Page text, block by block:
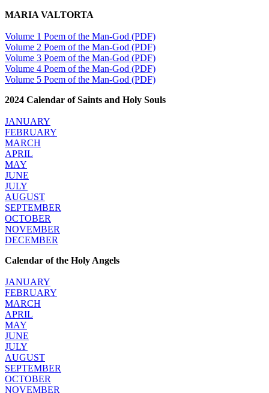
MARIA VALTORTA
Volume 1 Poem of the Man-God (PDF)
Volume 2 Poem of the Man-God (PDF)
Volume 3 Poem of the Man-God (PDF)
Volume 4 Poem of the Man-God (PDF)
Volume 5 Poem of the Man-God (PDF)
2024 Calendar of Saints and Holy Souls
JANUARY
FEBRUARY
MARCH
APRIL
MAY
JUNE
JULY
AUGUST
SEPTEMBER
OCTOBER
NOVEMBER
DECEMBER
Calendar of the Holy Angels
JANUARY
FEBRUARY
MARCH
APRIL
MAY
JUNE
JULY
AUGUST
SEPTEMBER
OCTOBER
NOVEMBER